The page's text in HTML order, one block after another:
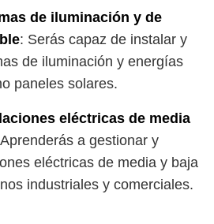
de iluminación y de
: Serás capaz de instalar y
de iluminación y energías
paneles solares.
eléctricas de media
a gestionar y
eléctricas de media y baja
industriales y comerciales.